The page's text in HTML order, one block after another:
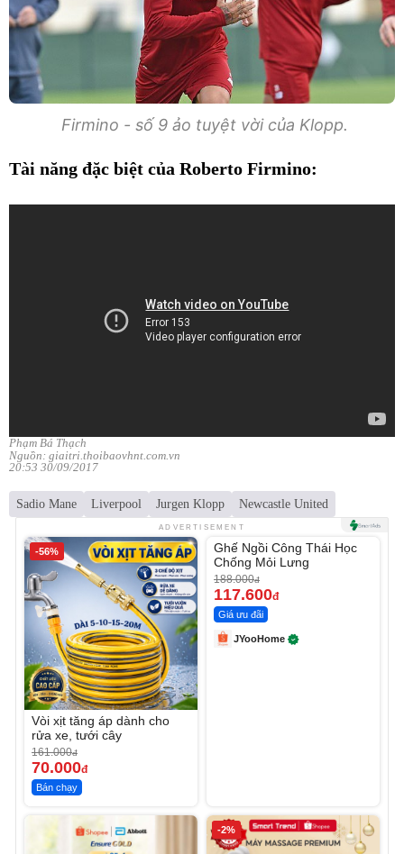
Firmino - số 9 ảo tuyệt vời của Klopp.
Tài năng đặc biệt của Roberto Firmino:
Phạm Bá Thạch
Nguồn: giaitri.thoibaovhnt.com.vn
20:53 30/09/2017
Sadio Mane Liverpool Jurgen Klopp Newcastle United
ADVERTISEMENT
-56%
Vòi xịt tăng áp dành cho
rửa xe, tưới cây
161.000đ
70.000đ
Bán chạy
-37%
Unmute
Ghế Ngồi Công Thái Học
Chống Mỏi Lưng
188.000đ
117.600đ
Giá ưu đãi
JYooHome
-2%